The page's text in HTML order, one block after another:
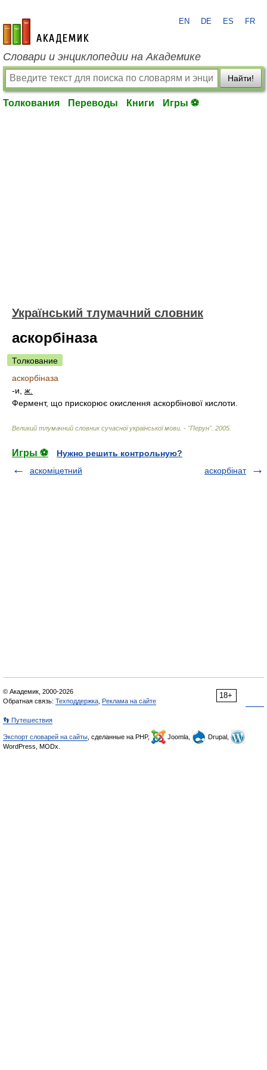
academic.ru
EN DE ES FR
Словари и энциклопедии на Академике
Найти!
Толкования Переводы Книги Игры ⚽
Український тлумачний словник
аскорбіназа
Толкование
аскорбіназа
-и, ж.
Фермент, що прискорює окислення аскорбінової кислоти.
Великий тлумачний словник сучасної української мови. - "Перун". 2005
Игры ⚽
Нужно решить контрольную?
аскоміцетний
аскорбінат
18+
© Академик, 2000-2026
Обратная связь: Техподдержка Реклама на сайте
👣 Путешествия
Экспорт словарей на сайты , сделанные на PHP, Joomla,
Drupal,
WordPress, MODx.